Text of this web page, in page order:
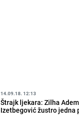
14.09.18. 12:13
Štrajk ljekara: Zilha
Izetbegović žustro jedna